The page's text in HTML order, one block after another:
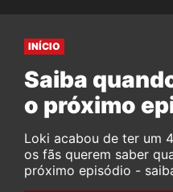
INÍCIO
Saiba
o próximo
Loki acabou de ter um
os fãs querem saber
próximo episódio -